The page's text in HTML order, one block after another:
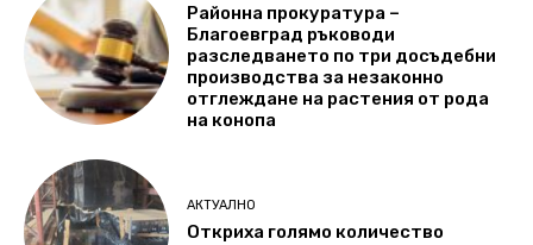
Районна прокуратура –
Благоевград ръководи
разследването по три досъдебни
производства за незаконно
отглеждане на растения от рода
на конопа
АКТУАЛНО
Откриха голямо количество